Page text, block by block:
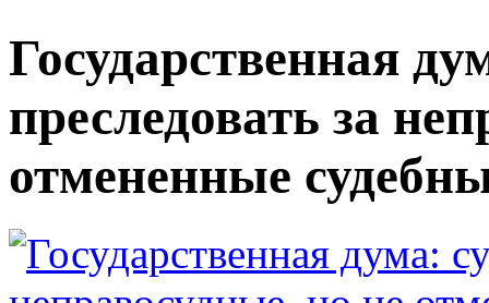
Государственная
преследовать за
отмененные